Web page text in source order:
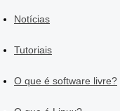
Notícias
Tutoriais
O que é software livre?